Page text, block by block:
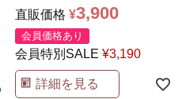
直販価格 ¥3,900
会員価格あり
会員特別SALE ¥3,190
詳細を見る